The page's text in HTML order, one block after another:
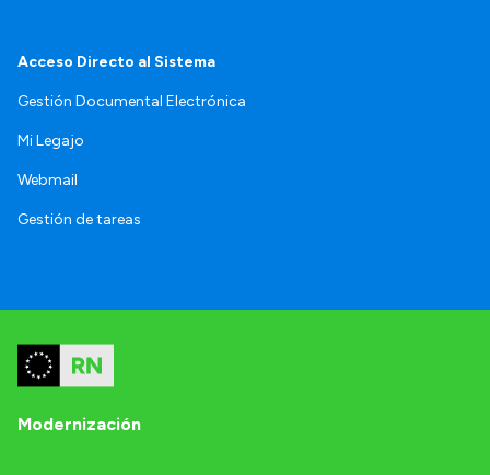
Acceso Directo al Sistema
Gestión Documental Electrónica
Mi Legajo
Webmail
Gestión de tareas
Modernización